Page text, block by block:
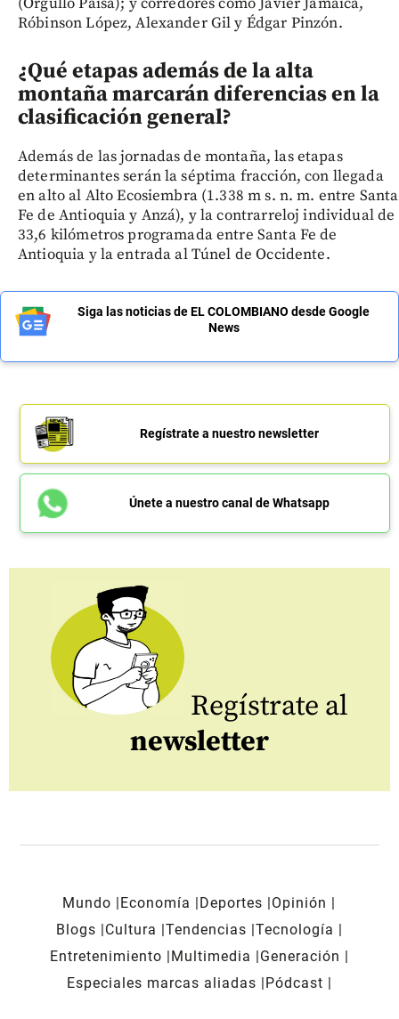
Róbinson López, Alexander Gil y Édgar Pinzón.
¿Qué etapas además de la alta
montaña marcarán diferencias en la
clasificación general?
Además de las jornadas de montaña, las etapas
determinantes serán la séptima fracción, con llegada
en alto al Alto Ecosiembra (1.338 m s. n. m. entre Santa
Fe de Antioquia y Anzá), y la contrarreloj individual de
33,6 kilómetros programada entre Santa Fe de
Antioquia y la entrada al Túnel de Occidente.
Siga las noticias de EL COLOMBIANO desde Google
News
Regístrate a nuestro newsletter
Únete a nuestro canal de Whatsapp
Regístrate al
newsletter
Mundo Economía Deportes
Opinión
Blogs
Cultura Tendencias Tecnología
Entretenimiento
Multimedia
Generación
Especiales marcas aliadas
Pódcast